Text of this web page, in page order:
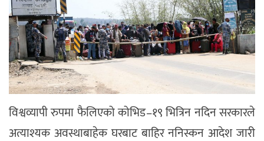
विश्वव्यापी रुपमा फैलिएको कोभिड–१९ भित्रिन नदिन सरकारले
अत्याश्यक अवस्थाबाहेक घरबाट बाहिर ननिस्कन आदेश जारी